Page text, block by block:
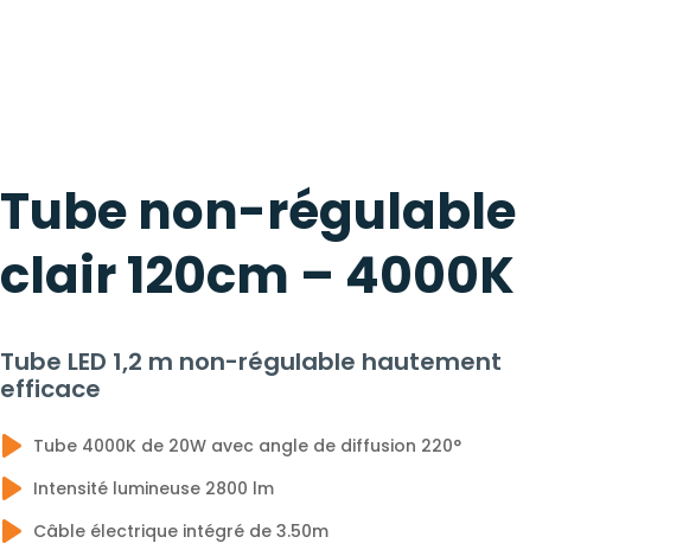
Tube non-régulable
clair 120cm – 4000K
Tube LED 1,2 m non-régulable hautement
efficace
Tube 4000K de 20W avec angle de diffusion 220°
Intensité lumineuse 2800 lm
Câble électrique intégré de 3.50m